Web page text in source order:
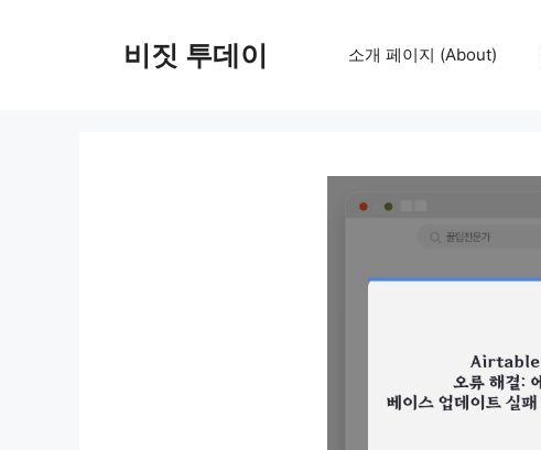
비짓 투데이 소개 페이지 (About)